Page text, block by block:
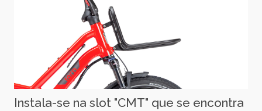
Instala-se na slot "CMT" que se encontra